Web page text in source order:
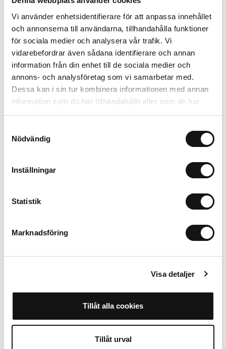
Vi använder enhetsidentifierare för att anpassa innehållet
och annonserna till användarna, tillhandahålla funktioner
för sociala medier och analysera vår trafik. Vi
vidarebefordrar även sådana identifierare och annan
information från din enhet till de sociala medier och
annons- och analysföretag som vi samarbetar med.
Dessa kan i sin tur kombinera informationen med annan
information som du har tillhandahållit eller som de har
samlat in när du har använt deras tjänster.
Nödvändig
Inställningar
Statistik
Marknadsföring
Visa detaljer
Tillåt alla cookies
Tillåt urval
Combinar con
New in
Activity Belt
New in
Para Apple Watch 42*/44/45/46/49
299 SEK